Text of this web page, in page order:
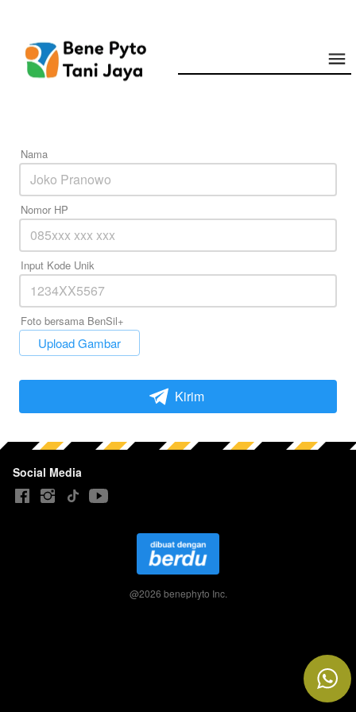
Nama
Nomor HP
Input Kode Unik
Foto bersama BenSil+
`Upload Gambar
` Kirim
Social Media
@2026 benephyto Inc.